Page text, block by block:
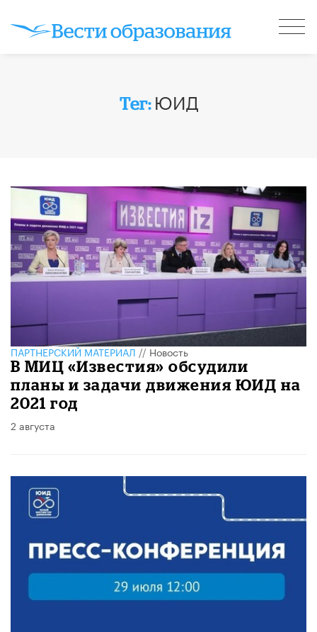
Тег: ЮИД
ПАРТНЕРСКИЙ МАТЕРИАЛ//Новость
​В МИЦ «Известия» обсудили
планы и задачи движения ЮИД на
2021 год
2 августа